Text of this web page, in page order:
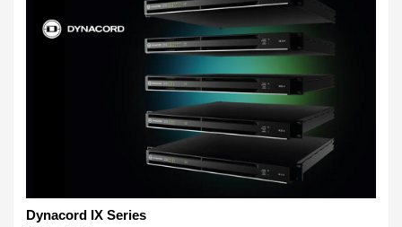
Dynacord IX Series